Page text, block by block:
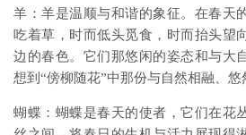
羊：羊是温顺与和谐的象征。在春天
吃着草，时而低头觅食，时而抬头望
边的春色。它们那悠闲的姿态和与大
想到“傍柳随花”中那份与自然相融、悠
蝴蝶：蝴蝶是春天的使者，它们在花